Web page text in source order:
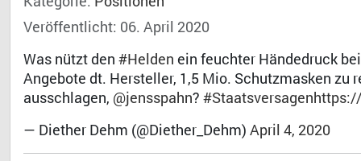
Veröffentlicht: 06. April 2020
Was nützt den #Helden ein feuchter Händedruck
Angebote dt. Hersteller, 1,5 Mio. Schutzmasken zu
ausschlagen, @jensspahn? #Staatsversagen
— Diether Dehm (@Diether_Dehm) April 4, 2020